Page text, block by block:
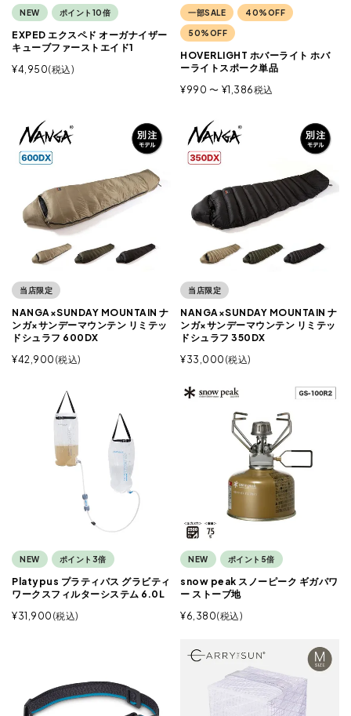
NEW ポイント10倍
EXPED エクスペド オーガナイザー
キューブファーストエイド1
¥4,950 税込
一部SALE 40%OFF
50%OFF
HOVERLIGHT ホバーライト ホバ
ーライトスポーク単品
¥990 〜 ¥1,386税込
当店限定
NANGA×SUNDAY MOUNTAIN ナ
ンガ×サンデーマウンテン リミテッ
ドシュラフ 600DX
¥42,900 税込
当店限定
NANGA×SUNDAY MOUNTAIN ナ
ンガ×サンデーマウンテン リミテッ
ドシュラフ 350DX
¥33,000 税込
NEW ポイント3倍
Platypus プラティパス グラビティ
ワークスフィルターシステム 6.0L
¥31,900 税込
NEW ポイント5倍
snow peak スノーピーク ギガパワ
ー ストーブ地
¥6,380 税込